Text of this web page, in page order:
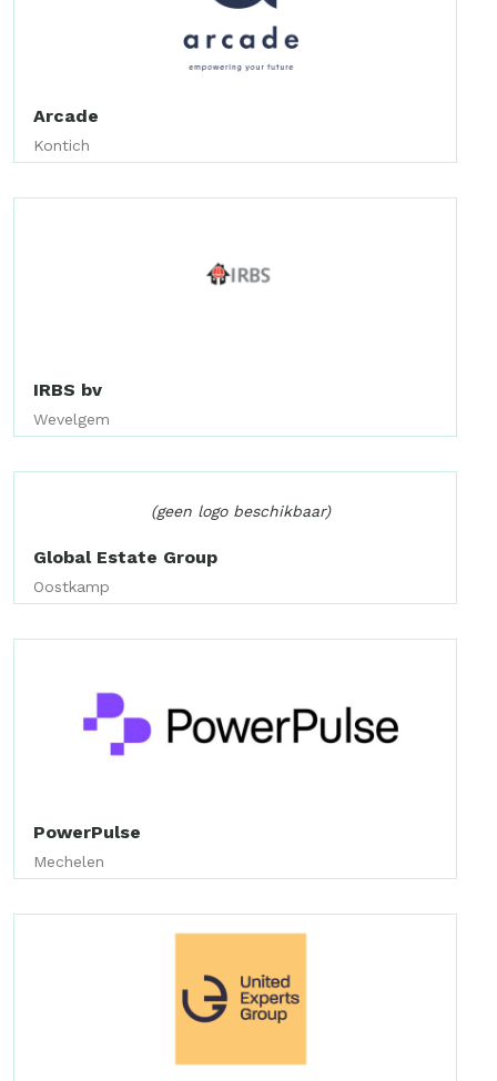
Arcade
Kontich
IRBS bv
Wevelgem
(geen logo beschikbaar)
Global Estate Group
Oostkamp
PowerPulse
Mechelen